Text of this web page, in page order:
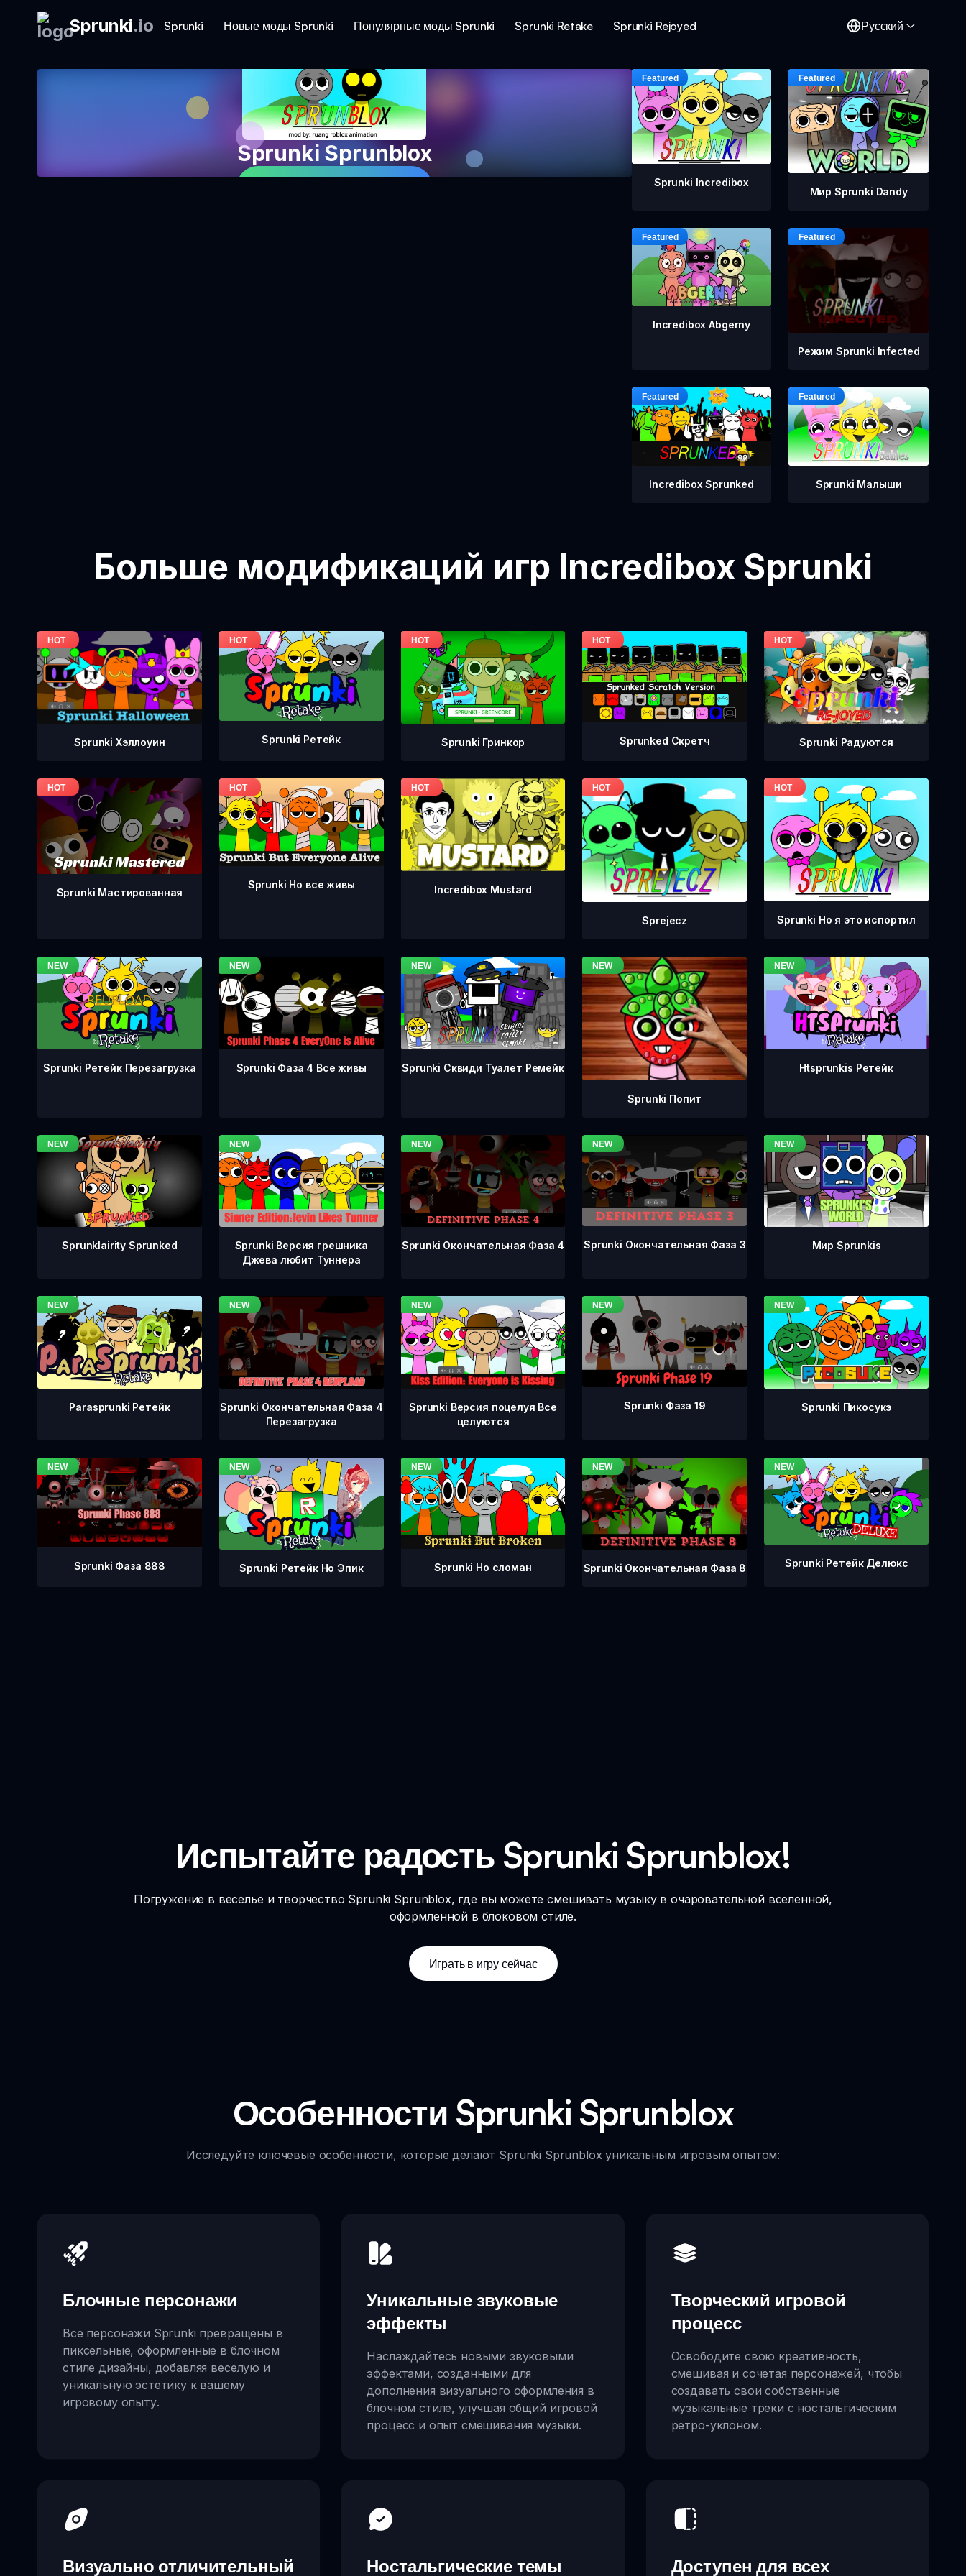
Sprunki.io Sprunki Новые моды Sprunki Популярные моды Sprunki Sprunki Retake Sprunki Rejoyed Русский
Sprunki Sprunblox
Sprunki Incredibox
Мир Sprunki Dandy
Incredibox Abgerny
Режим Sprunki Infected
Incredibox Sprunked Sprunki Малыши
Больше модификаций игр Incredibox Sprunki
Sprunki Хэллоуин Sprunki Ретейк Sprunki Гринкор Sprunked Скретч Sprunki Радуются
Sprunki Мастированная
Sprunki Но все живы Incredibox Mustard
Sprejecz Sprunki Но я это испортил
Sprunki Ретейк Перезагрузка Sprunki Фаза 4 Все живы Sprunki Сквиди Туалет Ремейк
Sprunki Попит
Htsprunkis Ретейк
Sprunklairity Sprunked
Sprunki Версия грешника
Джева любит Туннера
Sprunki Окончательная Фаза 4 Sprunki Окончательная Фаза 3 Мир Sprunkis
Parasprunki Ретейк
Sprunki Окончательная Фаза 4
Перезагрузка
Sprunki Версия поцелуя Все
целуются
Sprunki Фаза 19 Sprunki Пикосукэ
Sprunki Фаза 888 Sprunki Ретейк Но Эпик Sprunki Но сломан Sprunki Окончательная Фаза 8 Sprunki Ретейк Делюкс
Испытайте радость Sprunki Sprunblox!
Погружение в веселье и творчество Sprunki Sprunblox, где вы можете смешивать музыку в очаровательной вселенной,
оформленной в блоковом стиле.
Играть в игру сейчас
Особенности Sprunki Sprunblox
Исследуйте ключевые особенности, которые делают Sprunki Sprunblox уникальным игровым опытом:
Блочные персонажи
Все персонажи Sprunki превращены в
пиксельные, оформленные в блочном
стиле дизайны, добавляя веселую и
уникальную эстетику к вашему
игровому опыту.
Уникальные звуковые
эффекты
Наслаждайтесь новыми звуковыми
эффектами, созданными для
дополнения визуального оформления в
блочном стиле, улучшая общий игровой
процесс и опыт смешивания музыки.
Творческий игровой
процесс
Освободите свою креативность,
смешивая и сочетая персонажей, чтобы
создавать свои собственные
музыкальные треки с ностальгическим
ретро-уклоном.
Визуально отличительный Ностальгические темы Доступен для всех